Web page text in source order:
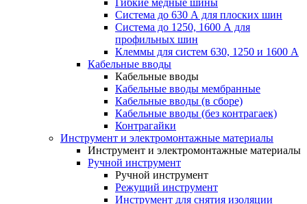
Гибкие медные шины
Система до 630 А для плоских шин
Система до 1250, 1600 А для
профильных шин
Клеммы для систем 630, 1250 и 1600 А
Кабельные вводы
Кабельные вводы
Кабельные вводы мембранные
Кабельные вводы (в сборе)
Кабельные вводы (без контрагаек)
Контрагайки
Инструмент и электромонтажные материалы
Инструмент и электромонтажные материалы
Ручной инструмент
Ручной инструмент
Режущий инструмент
Инструмент для снятия изоляции